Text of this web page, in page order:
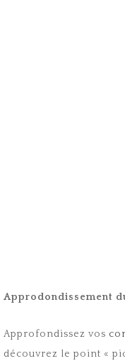
Approdondissement
Approfondissez vos
découvrez le point «